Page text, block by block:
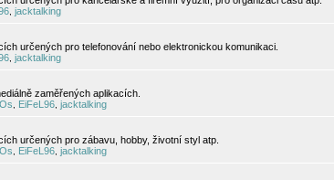
jacktalking
určených pro telefonování nebo elektronickou komunikaci.
jacktalking
zaměřených aplikacích.
EiFeL96 jacktalking
určených pro zábavu, hobby, životní styl atp.
EiFeL96 jacktalking